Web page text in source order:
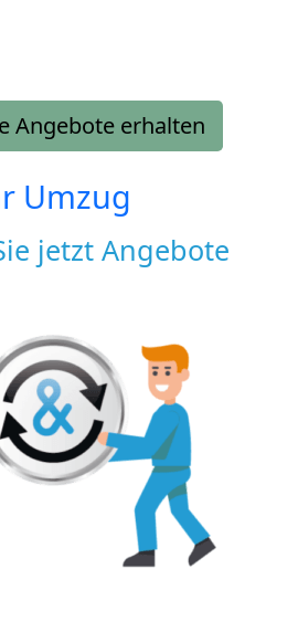
Angebote erhalten
Umzug
jetzt Angebote